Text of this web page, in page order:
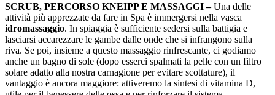
SCRUB, PERCORSO KNEIPP E MASSAGGI –Una delle
attività più apprezzate da fare in Spa è immergersi nella vasca
idromassaggio. In spiaggia è sufficiente sedersi sulla battigia e
lasciarsi accarezzare le gambe dalle onde che si infrangono sulla
riva. Se poi, insieme a questo massaggio rinfrescante, ci godiamo
anche un bagno di sole (dopo esserci spalmati la pelle con un filtro
solare adatto alla nostra carnagione per evitare scottature), il
vantaggio è ancora maggiore: attiveremo la sintesi di vitamina D,